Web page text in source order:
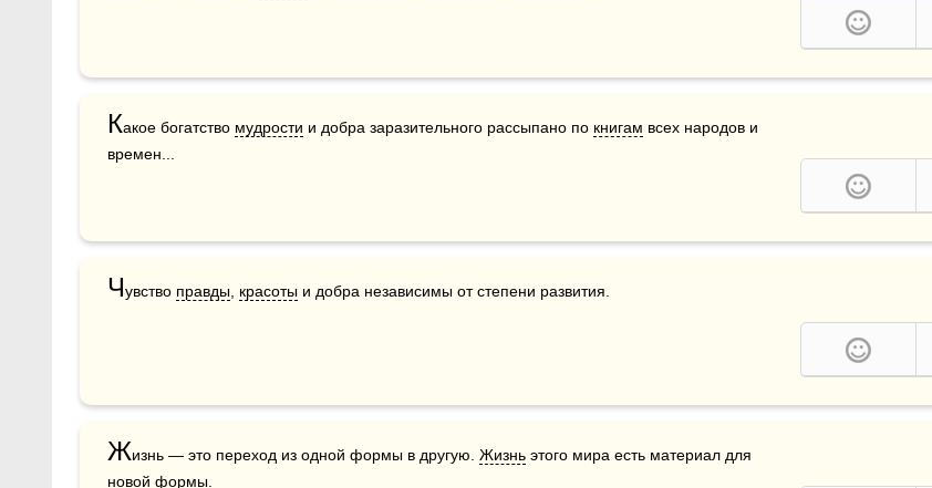
Какое богатство мудрости и добра заразительного рассыпано по книгам всех народов и
времен...
Чувство правды красоты и добра независимы от степени развития.
Жизнь — это переход из одной формы в другую. Жизнь этого мира есть материал для
новой формы.